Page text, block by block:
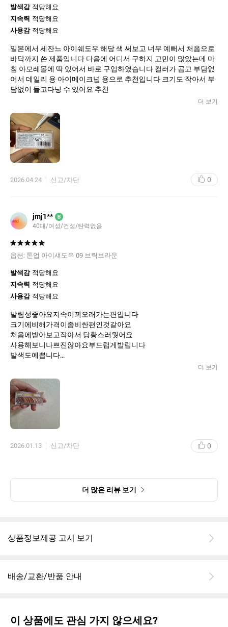
발색감 적당해요
지속력 적당해요
사용감 적당해요
일본에서 세잔느 아이쉐도우 해당 색 써보고 너무 예뻐서 처음으로
바닥까지 쓴 제품입니다 다음에 어디서 구하지 고민이 많았는데 마
침 아모레몰에 딱 있어서 바로 구입하였습니다 컬러가 곱고 부담없
어서 데일리 용 아이메이크넙 용으로 추천입니다 크기도 작아서 부
담없이 들고다닝 수 있어요 추천
더 보기
2026.04.24 신고/차단 0
jmj1** B
40대/여성/건성/탄력없음
옵션: 톤업 아이섀도우 09 브릭브라운
발색감 적당해요
지속력 적당해요
사용감 적당해요
발림성좋아요지속이꾀오래가는편입니다
크기에비해가격이좀비싼편인것같아요
처음에받아보고작아서 당황스러웟어요
사용해보니나쁘진않아요부드럽게발립니다
발색도예쁩니다
것같아요
더 보기
2026.01.13 신고/차단 0
더 많은 리뷰 보기
상품정보제공 고시 보기
배송/교환/반품 안내
이 상품에도 관심 가지 않으세요?